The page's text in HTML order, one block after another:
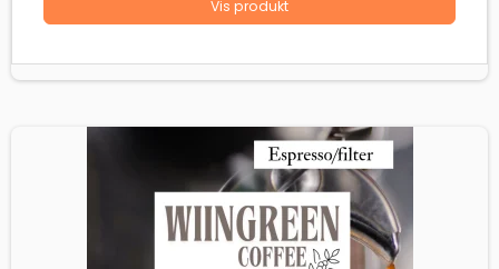
Vis produkt